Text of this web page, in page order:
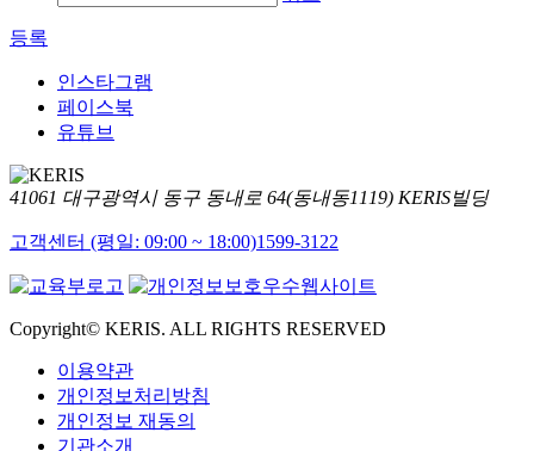
등록
인스타그램
페이스북
유튜브
41061 대구광역시 동구 동내로 64(동내동1119) KERIS빌딩
고객센터 (평일: 09:00 ~ 18:00)1599-3122
Copyright© KERIS. ALL RIGHTS RESERVED
이용약관
개인정보처리방침
개인정보 재동의
기관소개